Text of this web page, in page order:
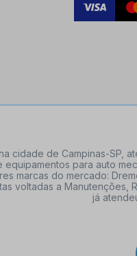
cidade de Campinas-SP,
para auto
marcas do mercado:
voltadas a Manutenções,
já